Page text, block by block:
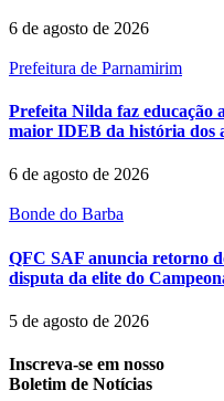
6 de agosto de 2026
Prefeitura de Parnamirim
Prefeita Nilda faz educação
maior IDEB da história dos
6 de agosto de 2026
Bonde do Barba
QFC SAF anuncia retorno
disputa da elite do
5 de agosto de 2026
Inscreva-se em nosso
Boletim de Notícias